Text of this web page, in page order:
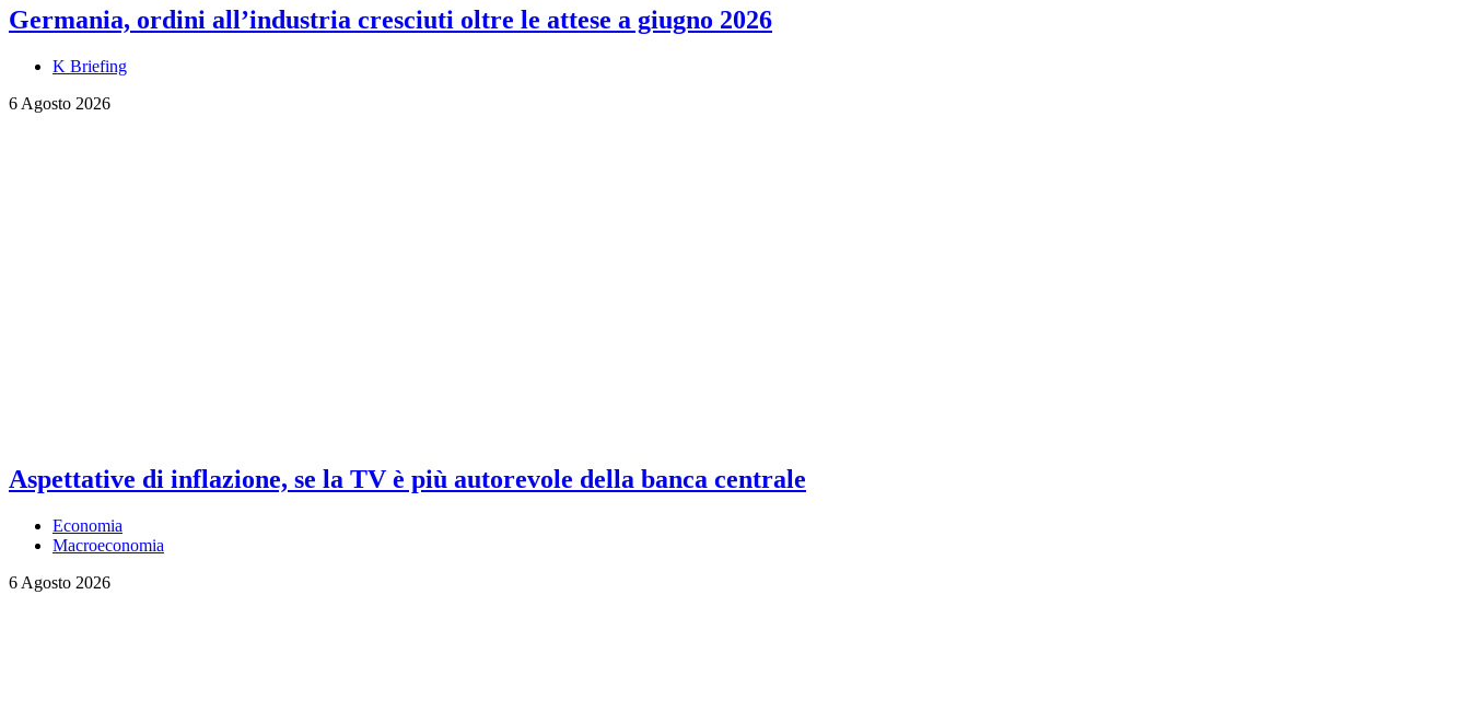
Germania, ordini all’industria cresciuti oltre le attese a giugno 2026
K Briefing
6 Agosto 2026
Aspettative di inflazione, se la TV è più autorevole della banca centrale
Economia
Macroeconomia
6 Agosto 2026